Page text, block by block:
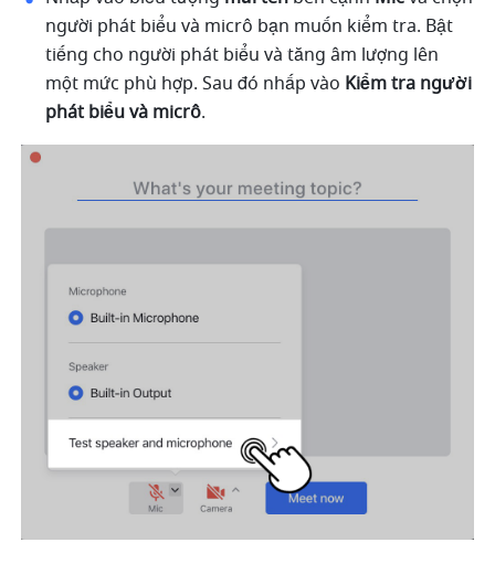
người phát biểu và micrô bạn muốn kiểm tra. Bật
tiếng cho người phát biểu và tăng âm lượng lên
một mức phù hợp. Sau đó nhấp vào Kiểm tra người
phát biểu và micrô.